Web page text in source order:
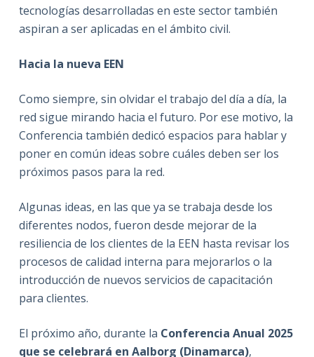
tecnologías desarrolladas en este sector también
aspiran a ser aplicadas en el ámbito civil.
Hacia la nueva EEN
Como siempre, sin olvidar el trabajo del día a día, la
red sigue mirando hacia el futuro. Por ese motivo, la
Conferencia también dedicó espacios para hablar y
poner en común ideas sobre cuáles deben ser los
próximos pasos para la red.
Algunas ideas, en las que ya se trabaja desde los
diferentes nodos, fueron desde mejorar de la
resiliencia de los clientes de la EEN hasta revisar los
procesos de calidad interna para mejorarlos o la
introducción de nuevos servicios de capacitación
para clientes.
El próximo año, durante la Conferencia Anual 2025
que se celebrará en Aalborg (Dinamarca),